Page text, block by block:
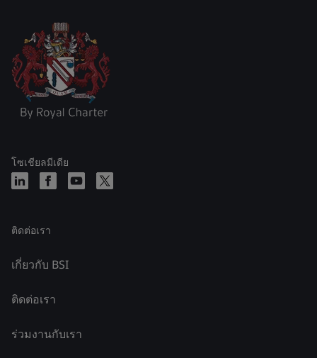
โซเชียลมีเดีย
ติดต่อเรา
เกี่ยวกับ BSI
ติดต่อเรา
ร่วมงานกับเรา